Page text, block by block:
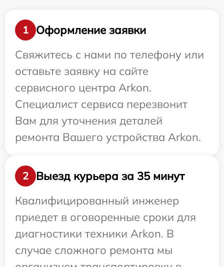
1
Оформление заявки
Свяжитесь с нами по телефону или
оставьте заявку на сайте
сервисного центра Arkon.
Специалист сервиса перезвонит
Вам для уточнения деталей
ремонта Вашего устройства Arkon.
2
Выезд курьера за 35 минут
Квалифицированный инженер
приедет в оговоренные сроки для
диагностики техники Arkon. В
случае сложного ремонта мы